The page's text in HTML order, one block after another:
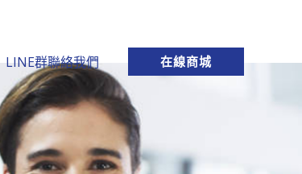
LINE群聯絡我們 在線商城